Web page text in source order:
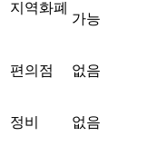
지역화폐
가능
편의점 없음
정비 없음